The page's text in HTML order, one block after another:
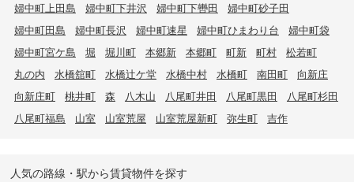
婦中町上田島
婦中町下井沢 婦中町下轡田
婦中町砂子田
婦中町田島
婦中町長沢 婦中町速星 婦中町ひまわり台
婦中町袋
婦中町宮ケ島
堀 堀川町 本郷新 本郷町 町新 町村
松若町
丸の内
水橋舘町 水橋辻ケ堂 水橋中村 水橋町 南田町
向新庄
向新庄町
桃井町 森 八木山 八尾町井田 八尾町黒田
八尾町杉田
八尾町福島
山室 山室荒屋 山室荒屋新町 弥生町 吉作
人気の路線・駅から賃貸物件を探す